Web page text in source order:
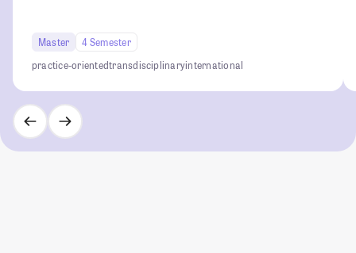
Master
4 Semester
practice-orientedtransdisciplinaryinternational